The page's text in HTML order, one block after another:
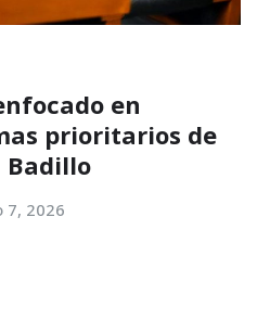
en
prioritarios de
Badillo
7, 2026